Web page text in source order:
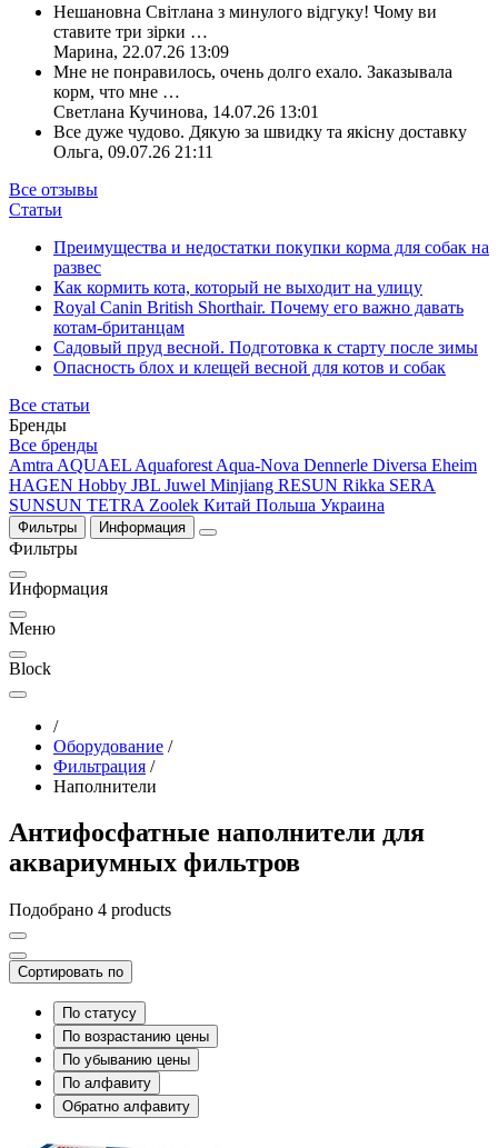
Нешановна Світлана з минулого відгуку! Чому ви
ставите три зірки …
Марина, 22.07.26 13:09
Мне не понравилось, очень долго ехало. Заказывала
корм, что мне …
Светлана Кучинова, 14.07.26 13:01
Все дуже чудово. Дякую за швидку та якісну доставку
Ольга, 09.07.26 21:11
Все отзывы
Статьи
Преимущества и недостатки покупки корма для собак на
развес
Как кормить кота, который не выходит на улицу
Royal Canin British Shorthair. Почему его важно давать
котам-британцам
Садовый пруд весной. Подготовка к старту после зимы
Опасность блох и клещей весной для котов и собак
Все статьи
Бренды
Все бренды
Amtra AQUAEL Aquaforest Aqua-Nova Dennerle Diversa Eheim
HAGEN Hobby JBL Juwel Minjiang RESUN Rikka SERA
SUNSUN TETRA Zoolek Китай Польша Украина
Фильтры Информация
Фильтры
Информация
Меню
Block
/
Оборудование /
Фильтрация /
Наполнители
Антифосфатные наполнители для
аквариумных фильтров
Подобрано 4 products
Сортировать по
По статусу
По возрастанию цены
По убыванию цены
По алфавиту
Обратно алфавиту